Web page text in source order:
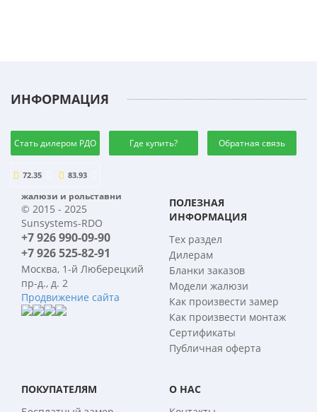
ИНФОРМАЦИЯ
Стать дилером РДО Где купить? Обратная связь
72.35 83.93
жалюзи и рольставни
© 2015 - 2025
Sunsystems-RDO
+7 926 990-09-90
+7 926 525-82-91
Москва, 1-й Люберецкий
пр-д., д. 2
Продвижение сайта
ПОЛЕЗНАЯ
ИНФОРМАЦИЯ
Тех раздел
Дилерам
Бланки заказов
Модели жалюзи
Как произвести замер
Как произвести монтаж
Сертификаты
Публичная оферта
ПОКУПАТЕЛЯМ
О НАС